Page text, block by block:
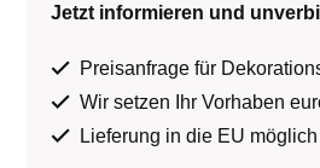
Jetzt informieren und
Preisanfrage für
Wir setzen Ihr Vorhaben
Lieferung in die EU möglich